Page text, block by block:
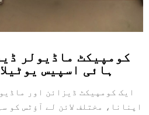
کومپیکٹ ماڈیولر
ہائی اسپیس
ایک کومپیکٹ ڈیزائن اور
اپنانا، مختلف لائن لے آؤٹس کو